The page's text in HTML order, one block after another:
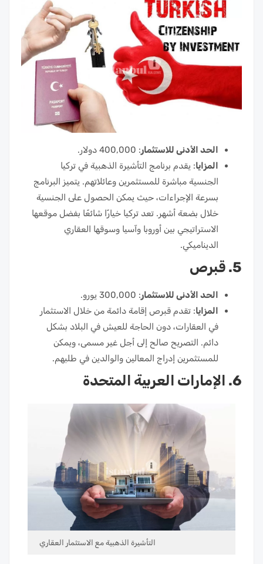
الحد الأدنى للاستثمار: 400,000 دولار.
المزايا: يقدم برنامج التأشيرة الذهبية في تركيا
الجنسية مباشرة للمستثمرين وعائلاتهم. يتميز البرنامج
بسرعة الإجراءات، حيث يمكن الحصول على الجنسية
خلال بضعة أشهر. تعد تركيا خيارًا شائعًا بفضل موقعها
الاستراتيجي بين أوروبا وآسيا وسوقها العقاري
الديناميكي.
5. قبرص
الحد الأدنى للاستثمار: 300,000 يورو.
المزايا: تقدم قبرص إقامة دائمة من خلال الاستثمار
في العقارات، دون الحاجة للعيش في البلاد بشكل
دائم. التصريح صالح إلى أجل غير مسمى، ويمكن
للمستثمرين إدراج المعالين والوالدين في طلبهم.
6. الإمارات العربية المتحدة
التأشيرة الذهبية مع الاستثمار العقاري